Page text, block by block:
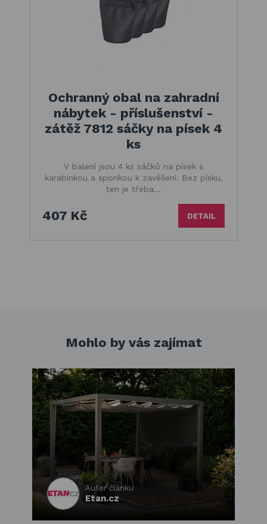
Ochranný obal na zahradní
nábytek - příslušenství -
zátěž 7812 sáčky na písek 4
ks
V balení jsou 4 ks sáčků na písek s
karabinkou a sponkou k zavěšení. Bez písku,
ten je třeba…
407 Kč DETAIL
Mohlo by vás zajímat
Autor článku
Etan.cz